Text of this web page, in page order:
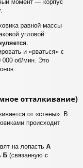
момент — корпус
равной массы
угловой
и «рваться» с
000 об/мин. Это
отталкивание)
от «стены». В
происходит
на лопасть А
Б (связанную с